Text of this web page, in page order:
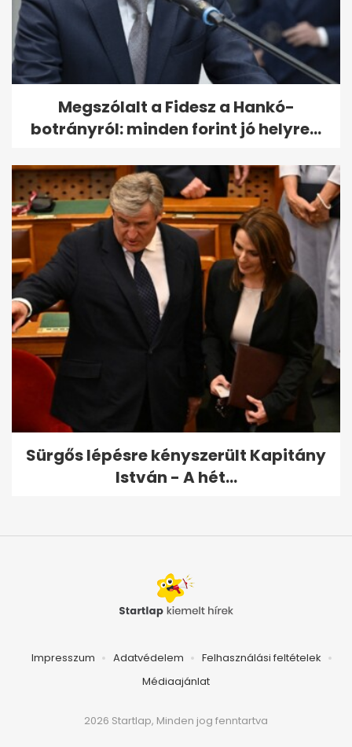
Megszólalt a Fidesz a Hankó-
botrányról: minden forint jó helyre...
Sürgős lépésre kényszerült Kapitány
István - A hét...
Impresszum Adatvédelem
Felhasználási feltételek
Médiaajánlat
2026 Startlap, Minden jog fenntartva